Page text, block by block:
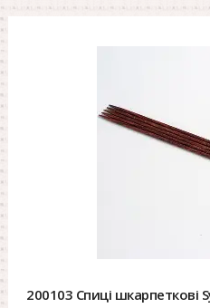
200103 Спиці шкарпеткові